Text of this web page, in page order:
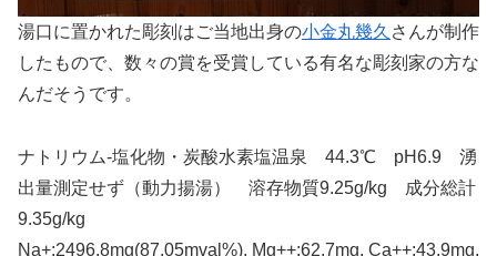
湯口に置かれた彫刻はご当地出身の小金丸幾久 さんが制作
したもので、数々の賞を受賞している有名な彫刻家の方な
んだそうです。
ナトリウム-塩化物・炭酸水素塩温泉 44.3℃ pH6.9 湧
出量測定せず（動力揚湯） 溶存物質9.25g/kg 成分総計
9.35g/kg
Na+:2496.8mg(87.05mval%), Mg++:62.7mg, Ca++:43.9mg,